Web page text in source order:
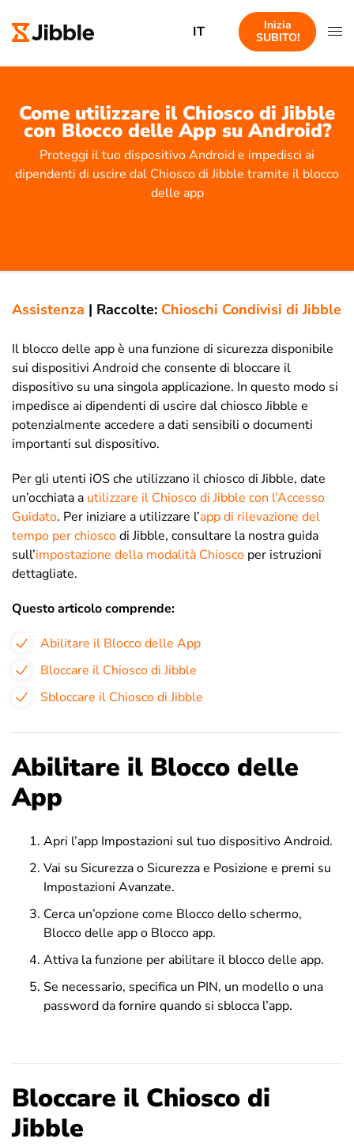
IT
Inizia
SUBITO!
Come utilizzare il Chiosco di Jibble
con Blocco delle App su Android?
Proteggi il tuo dispositivo Android e impedisci ai
dipendenti di uscire dal Chiosco di Jibble tramite il blocco
delle app
Assistenza | Raccolte: Chioschi Condivisi di Jibble
Il blocco delle app è una funzione di sicurezza disponibile
sui dispositivi Android che consente di bloccare il
dispositivo su una singola applicazione. In questo modo si
impedisce ai dipendenti di uscire dal chiosco Jibble e
potenzialmente accedere a dati sensibili o documenti
importanti sul dispositivo.
Per gli utenti iOS che utilizzano il chiosco di Jibble, date
un’occhiata a utilizzare il Chiosco di Jibble con l’Accesso
Guidato. Per iniziare a utilizzare l’app di rilevazione del
tempo per chioscodi Jibble, consultare la nostra guida
sull’impostazione della modalità Chiosco per istruzioni
dettagliate.
Questo articolo comprende:
Abilitare il Blocco delle App
Bloccare il Chiosco di Jibble
Sbloccare il Chiosco di Jibble
Abilitare il Blocco delle
App
Apri l’app Impostazioni sul tuo dispositivo Android.
Vai su Sicurezza o Sicurezza e Posizione e premi su
Impostazioni Avanzate.
Cerca un’opzione come Blocco dello schermo,
Blocco delle app o Blocco app.
Attiva la funzione per abilitare il blocco delle app.
Se necessario, specifica un PIN, un modello o una
password da fornire quando si sblocca l’app.
Bloccare il Chiosco di
Jibble